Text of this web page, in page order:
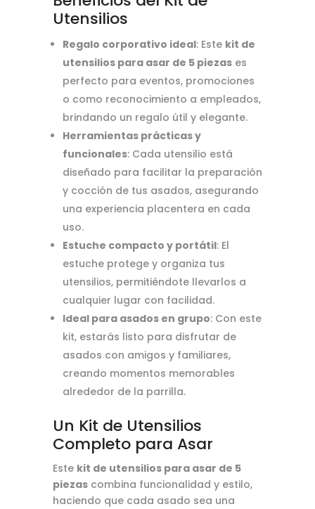
Utensilios
Regalo corporativo ideal: Este kit de
utensilios para asar de 5 piezases
perfecto para eventos, promociones
o como reconocimiento a empleados,
brindando un regalo útil y elegante.
Herramientas prácticas y
funcionales: Cada utensilio está
diseñado para facilitar la preparación
y cocción de tus asados, asegurando
una experiencia placentera en cada
uso.
Estuche compacto y portátil: El
estuche protege y organiza tus
utensilios, permitiéndote llevarlos a
cualquier lugar con facilidad.
Ideal para asados en grupo: Con este
kit, estarás listo para disfrutar de
asados con amigos y familiares,
creando momentos memorables
alrededor de la parrilla.
Un Kit de Utensilios
Completo para Asar
Este kit de utensilios para asar de 5
piezascombina funcionalidad y estilo,
haciendo que cada asado sea una